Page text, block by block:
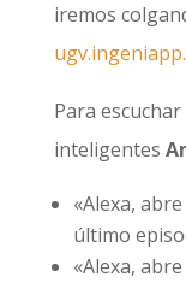
iremos
Para
inteligentes
«Alexa, abre
último
«Alexa, abre